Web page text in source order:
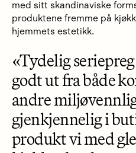
med sitt skandinaviske
produktene fremme på
hjemmets estetikk.
«Tydelig
godt ut fra både
andre
gjenkjennelig i
produkt vi med